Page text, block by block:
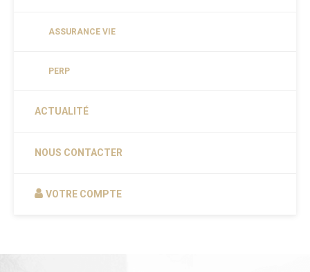
ASSURANCE VIE
PERP
ACTUALITÉ
NOUS CONTACTER
VOTRE COMPTE